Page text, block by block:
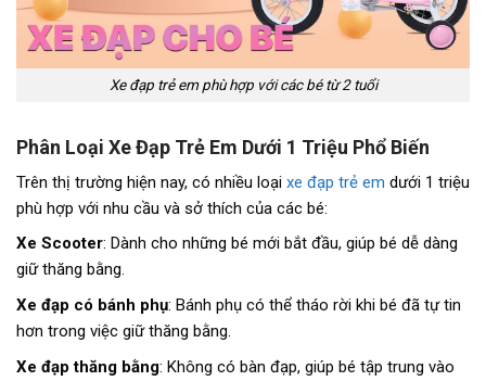
Xe đạp trẻ em phù hợp với các bé từ 2 tuổi
Phân Loại Xe Đạp Trẻ Em Dưới 1 Triệu Phổ Biến
Trên thị trường hiện nay, có nhiều loại xe đạp trẻ em dưới 1 triệu
phù hợp với nhu cầu và sở thích của các bé:
Xe Scooter: Dành cho những bé mới bắt đầu, giúp bé dễ dàng
giữ thăng bằng.
Xe đạp có bánh phụ: Bánh phụ có thể tháo rời khi bé đã tự tin
hơn trong việc giữ thăng bằng.
Xe đạp thăng bằng: Không có bàn đạp, giúp bé tập trung vào